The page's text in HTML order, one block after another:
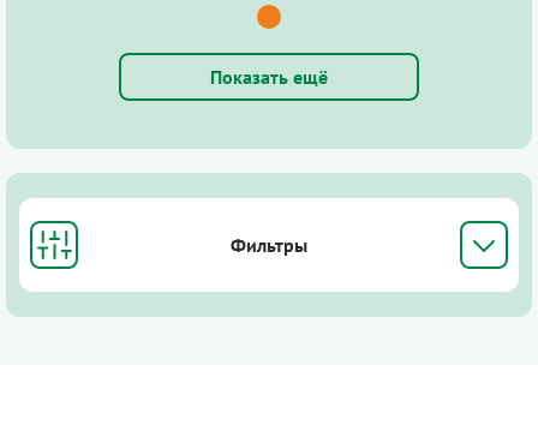
Показать ещё
Фильтры